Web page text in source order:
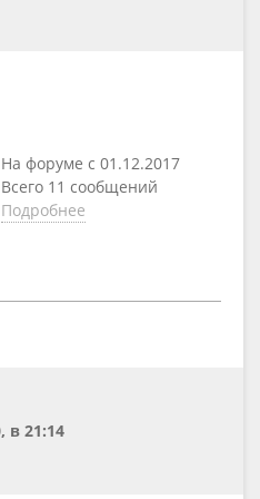
На форуме с 01.12.2017
Всего 11 сообщений
Подробнее
в 21:14